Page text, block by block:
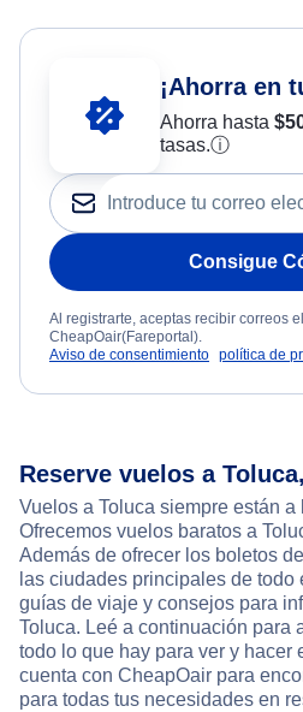
¡Ahorra en
Ahorra hasta $
tasas.ⓘ
Consigue
Al registrarte, aceptas recibir correos
CheapOair(Fareportal).
Aviso de consentimiento política de
Reserve vuelos a
Vuelos a Toluca siempre están
Ofrecemos vuelos baratos a
Además de ofrecer los boletos
las ciudades principales de todo
guías de viaje y consejos para
Toluca. Leé a continuación para
todo lo que hay para ver y hacer
cuenta con CheapOair para
para todas tus necesidades en